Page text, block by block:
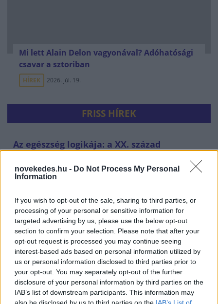
novekedes.hu - Do Not Process My Personal
Information
If you wish to opt-out of the sale, sharing to third parties, or
processing of your personal or sensitive information for
targeted advertising by us, please use the below opt-out
section to confirm your selection. Please note that after your
opt-out request is processed you may continue seeing
interest-based ads based on personal information utilized by
us or personal information disclosed to third parties prior to
your opt-out. You may separately opt-out of the further
disclosure of your personal information by third parties on the
IAB’s list of downstream participants. This information may
Mi lett Alain Delon vagyonával? Adóhatósági
csavar a sztoriban
HÍREK 2026. júl. 19.
FRISS HÍREK
Az egészség logikája: a XX. század
EGÉSZSÉGIPAR 2 perce
Elképesztő, kiknek termelnek most hasznot